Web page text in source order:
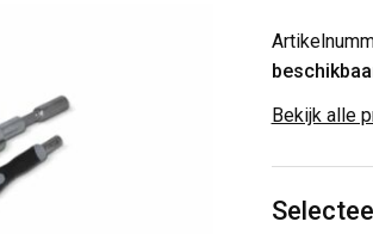
Bekijk alle